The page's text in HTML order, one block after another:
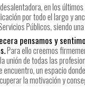
en los
por todo el largo y
Públicos, siendo
pensamos y
Para ello creemos
unión de todas las
encuentro, un espacio
la motivación y